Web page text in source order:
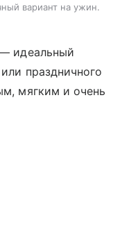
вариант на ужин.
идеальный
праздничного
мягким и очень